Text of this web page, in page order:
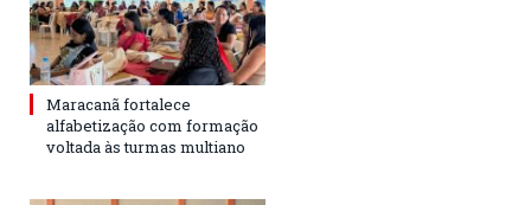
Maracanã fortalece
alfabetização com formação
voltada às turmas multiano